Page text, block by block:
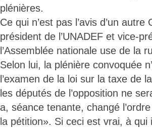
plénières.
Ce qui n’est pas l’avis d’un
président de l’UNADEF et vice-
l’Assemblée nationale use de la
Selon lui, la plénière convoquée
l’examen de la loi sur la taxe de
les députés de l’opposition ne
a, séance tenante, changé
la pétition». Si ceci est vrai, à